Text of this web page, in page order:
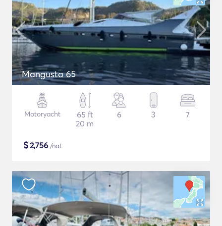
Mangusta 65
Motoryacht
65 ft
20 m
6 3 7
$2,756 /nat